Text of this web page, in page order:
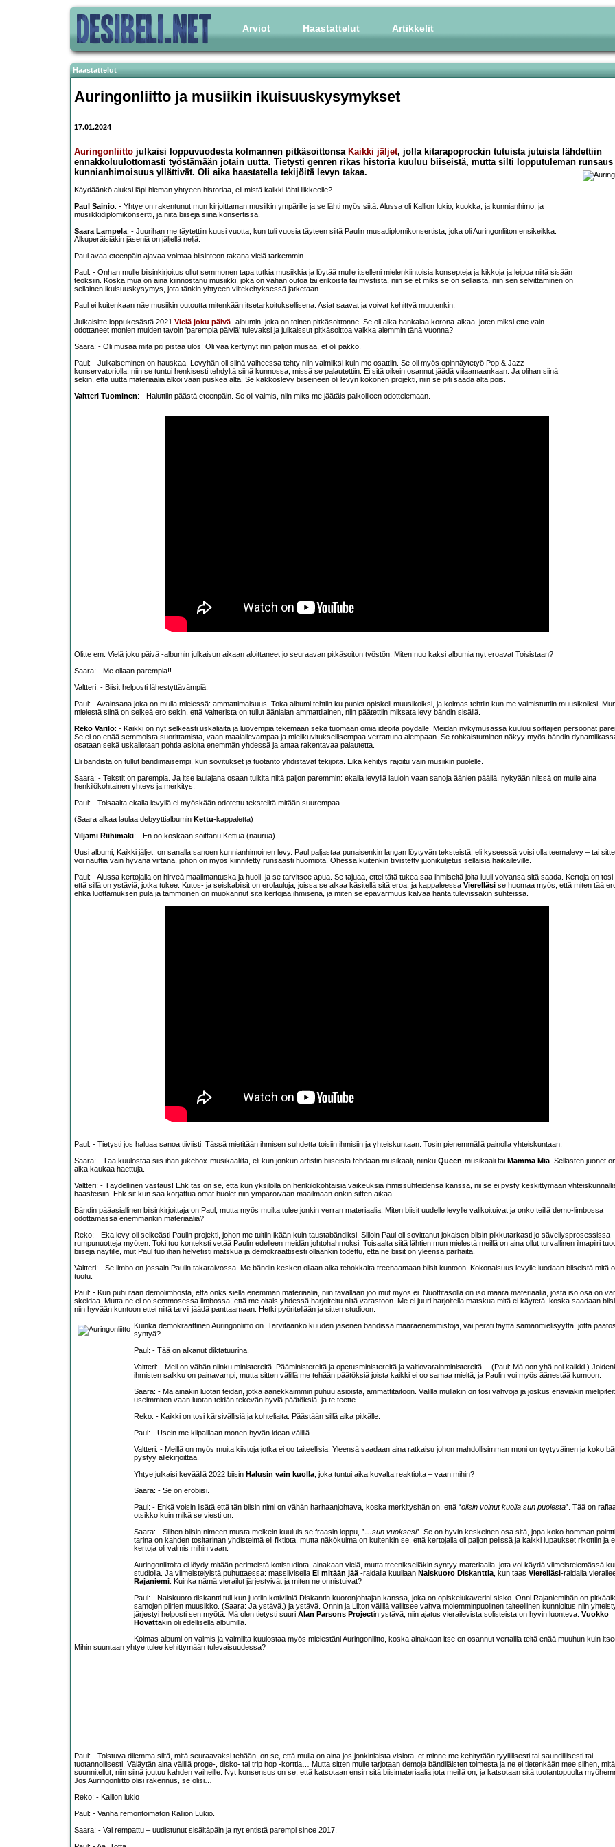
Arviot Haastattelut Artikkelit
Haastattelut
Auringonliitto ja musiikin ikuisuuskysymykset
17.01.2024
Auringonliitto julkaisi loppuvuodesta kolmannen pitkäsoittonsa Kaikki jäljet, jolla kitarapoprockin tutuista jutuista lähdettiin
ennakkoluulottomasti työstämään jotain uutta. Tietysti genren rikas historia kuuluu biiseistä, mutta silti lopputuleman runsaus
kunnianhimoisuus yllättivät. Oli aika haastatella tekijöitä levyn takaa.
Käydäänkö aluksi läpi hieman yhtyeen historiaa, eli mistä kaikki lähti liikkeelle?
Paul Sainio: - Yhtye on rakentunut mun kirjoittaman musiikin ympärille ja se lähti myös siitä: Alussa oli Kallion lukio, kuokka, ja kunnianhimo, ja
musiikkidiplomikonsertti, ja niitä biisejä siinä konsertissa.
Saara Lampela: - Juurihan me täytettiin kuusi vuotta, kun tuli vuosia täyteen siitä Paulin musadiplomikonsertista, joka oli Auringonliiton ensikeikka.
Alkuperäisiäkin jäseniä on jäljellä neljä.
Paul avaa eteenpäin ajavaa voimaa biisinteon takana vielä tarkemmin.
Paul: - Onhan mulle biisinkirjoitus ollut semmonen tapa tutkia musiikkia ja löytää mulle itselleni mielenkiintoisia konsepteja ja kikkoja ja leipoa niitä sisään
teoksiin. Koska mua on aina kiinnostanu musiikki, joka on vähän outoa tai erikoista tai mystistä, niin se et miks se on sellaista, niin sen selvittäminen on
sellainen ikuisuuskysymys, jota tänkin yhtyeen viitekehyksessä jatketaan.
Paul ei kuitenkaan näe musiikin outoutta mitenkään itsetarkoituksellisena. Asiat saavat ja voivat kehittyä muutenkin.
Julkaisitte loppukesästä 2021 Vielä joku päivä-albumin, joka on toinen pitkäsoittonne. Se oli aika hankalaa korona-aikaa, joten miksi ette vain
odottaneet monien muiden tavoin 'parempia päiviä' tulevaksi ja julkaissut pitkäsoittoa vaikka aiemmin tänä vuonna?
Saara: - Oli musaa mitä piti pistää ulos! Oli vaa kertynyt niin paljon musaa, et oli pakko.
Paul: - Julkaiseminen on hauskaa. Levyhän oli siinä vaiheessa tehty niin valmiiksi kuin me osattiin. Se oli myös opinnäytetyö Pop & Jazz -
konservatoriolla, niin se tuntui henkisesti tehdyltä siinä kunnossa, missä se palautettiin. Ei sitä oikein osannut jäädä viilaamaankaan. Ja olihan siinä
sekin, että uutta materiaalia alkoi vaan puskea alta. Se kakkoslevy biiseineen oli levyn kokonen projekti, niin se piti saada alta pois.
Valtteri Tuominen: - Haluttiin päästä eteenpäin. Se oli valmis, niin miks me jäätäis paikoilleen odottelemaan.
Olitte em. Vielä joku päivä -albumin julkaisun aikaan aloittaneet jo seuraavan pitkäsoiton työstön. Miten nuo kaksi albumia nyt eroavat Toisistaan?
Saara: - Me ollaan parempia!!
Valtteri: - Biisit helposti lähestyttävämpiä.
Paul: - Avainsana joka on mulla mielessä: ammattimaisuus. Toka albumi tehtiin ku puolet opiskeli muusikoiksi, ja kolmas tehtiin kun me valmistuttiin muusikoiksi.
mielestä siinä on selkeä ero sekin, että Valtterista on tullut äänialan ammattilainen, niin päätettiin miksata levy bändin sisällä.
Reko Varilo: - Kaikki on nyt selkeästi uskaliaita ja luovempia tekemään sekä tuomaan omia ideoita pöydälle. Meidän nykymusassa kuuluu soittajien persoonat
Se ei oo enää semmoista suorittamista, vaan maalailevampaa ja mielikuvituksellisempaa verrattuna aiempaan. Se rohkaistuminen näkyy myös bändin
osataan sekä uskalletaan pohtia asioita enemmän yhdessä ja antaa rakentavaa palautetta.
Eli bändistä on tullut bändimäisempi, kun sovitukset ja tuotanto yhdistävät tekijöitä. Eikä kehitys rajoitu vain musiikin puolelle.
Saara: - Tekstit on parempia. Ja itse laulajana osaan tulkita niitä paljon paremmin: ekalla levyllä lauloin vaan sanoja äänien päällä, nykyään niissä on mulle aina
henkilökohtainen yhteys ja merkitys.
Paul: - Toisaalta ekalla levyllä ei myöskään odotettu teksteiltä mitään suurempaa.
(Saara alkaa laulaa debyyttialbumin Kettu-kappaletta)
Viljami Riihimäki: - En oo koskaan soittanu Kettua (naurua)
Uusi albumi, Kaikki jäljet, on sanalla sanoen kunnianhimoinen levy. Paul paljastaa punaisenkin langan löytyvän teksteistä, eli kyseessä voisi olla teemalevy – tai
voi nauttia vain hyvänä virtana, johon on myös kiinnitetty runsaasti huomiota. Ohessa kuitenkin tiivistetty juonikuljetus sellaisia haikaileville.
Paul: - Alussa kertojalla on hirveä maailmantuska ja huoli, ja se tarvitsee apua. Se tajuaa, ettei tätä tukea saa ihmiseltä jolta luuli voivansa sitä saada. Kertoja on tosi
että sillä on ystäviä, jotka tukee. Kutos- ja seiskabiisit on erolauluja, joissa se alkaa käsitellä sitä eroa, ja kappaleessa Vierelläsi se huomaa myös, että miten tää
ehkä luottamuksen pula ja tämmöinen on muokannut sitä kertojaa ihmisenä, ja miten se epävarmuus kalvaa häntä tulevissakin suhteissa.
Paul: - Tietysti jos haluaa sanoa tiiviisti: Tässä mietitään ihmisen suhdetta toisiin ihmisiin ja yhteiskuntaan. Tosin pienemmällä painolla yhteiskuntaan.
Saara: - Tää kuulostaa siis ihan jukebox-musikaalilta, eli kun jonkun artistin biiseistä tehdään musikaali, niinku Queen-musikaali tai Mamma Mia. Sellasten juonet
aika kaukaa haettuja.
Valtteri: - Täydellinen vastaus! Ehk täs on se, että kun yksilöllä on henkilökohtaisia vaikeuksia ihmissuhteidensa kanssa, nii se ei pysty keskittymään
haasteisiin. Ehk sit kun saa korjattua omat huolet niin ympäröivään maailmaan onkin sitten aikaa.
Bändin pääasiallinen biisinkirjoittaja on Paul, mutta myös muilta tulee jonkin verran materiaalia. Miten biisit uudelle levylle valikoituivat ja onko teillä demo-limbossa
odottamassa enemmänkin materiaalia?
Reko: - Eka levy oli selkeästi Paulin projekti, johon me tultiin ikään kuin taustabändiksi. Silloin Paul oli sovittanut jokaisen biisin pikkutarkasti jo sävellysprosessissa
rumpunuotteja myöten. Toki tuo konteksti vetää Paulin edelleen meidän johtohahmoksi. Toisaalta siitä lähtien mun mielestä meillä on aina ollut turvallinen ilmapiiri
biisejä näytille, mut Paul tuo ihan helvetisti matskua ja demokraattisesti ollaankin todettu, että ne biisit on yleensä parhaita.
Valtteri: - Se limbo on jossain Paulin takaraivossa. Me bändin kesken ollaan aika tehokkaita treenaamaan biisit kuntoon. Kokonaisuus levylle luodaan biiseistä mitä
tuotu.
Paul: - Kun puhutaan demolimbosta, että onks siellä enemmän materiaalia, niin tavallaan joo mut myös ei. Nuottitasolla on iso määrä materiaalia, josta iso osa on
skeidaa. Mutta ne ei oo semmosessa limbossa, että me oltais yhdessä harjoiteltu niitä varastoon. Me ei juuri harjoitella matskua mitä ei käytetä, koska saadaan
niin hyvään kuntoon ettei niitä tarvii jäädä panttaamaan. Hetki pyöritellään ja sitten studioon.
Kuinka demokraattinen Auringonliitto on. Tarvitaanko kuuden jäsenen bändissä määräenemmistöjä, vai peräti täyttä samanmielisyyttä, jotta
syntyä?
Paul: - Tää on alkanut diktatuurina.
Valtteri: - Meil on vähän niinku ministereitä. Pääministereitä ja opetusministereitä ja valtiovarainministereitä… (Paul: Mä oon yhä noi kaikki.)
ihmisten salkku on painavampi, mutta sitten välillä me tehään päätöksiä joista kaikki ei oo samaa mieltä, ja Paulin voi myös äänestää kumoon.
Saara: - Mä ainakin luotan teidän, jotka äänekkäimmin puhuu asioista, ammattitaitoon. Välillä mullakin on tosi vahvoja ja joskus eriäviäkin
useimmiten vaan luotan teidän tekevän hyviä päätöksiä, ja te teette.
Reko: - Kaikki on tosi kärsivällisiä ja kohteliaita. Päästään sillä aika pitkälle.
Paul: - Usein me kilpaillaan monen hyvän idean välillä.
Valtteri: - Meillä on myös muita kiistoja jotka ei oo taiteellisia. Yleensä saadaan aina ratkaisu johon mahdollisimman moni on tyytyväinen ja koko
pystyy allekirjoittaa.
Yhtye julkaisi keväällä 2022 biisin Halusin vain kuolla, joka tuntui aika kovalta reaktiolta – vaan mihin?
Saara: - Se on erobiisi.
Paul: - Ehkä voisin lisätä että tän biisin nimi on vähän harhaanjohtava, koska merkityshän on, että “olisin voinut kuolla sun puolesta”. Tää on
otsikko kuin mikä se viesti on.
Saara: - Siihen biisin nimeen musta melkein kuuluis se fraasin loppu, ”…sun vuoksesi”. Se on hyvin keskeinen osa sitä, jopa koko homman
tarina on kahden tositarinan yhdistelmä eli fiktiota, mutta näkökulma on kuitenkin se, että kertojalla oli paljon pelissä ja kaikki lupaukset rikottiin ja
kertoja oli valmis mihin vaan.
Auringonliitolta ei löydy mitään perinteistä kotistudiota, ainakaan vielä, mutta treenikselläkin syntyy materiaalia, jota voi käydä viimeistelemässä
studiolla. Ja viimeistelyistä puhuttaessa: massiivisella Ei mitään jää-raidalla kuullaan Naiskuoro Diskanttia, kun taas Vierelläsi-raidalla
Rajaniemi. Kuinka nämä vierailut järjestyivät ja miten ne onnistuivat?
Paul: - Naiskuoro diskantti tuli kun juotiin kotiviiniä Diskantin kuoronjohtajan kanssa, joka on opiskelukaverini sisko. Onni Rajaniemihän on
samojen piirien muusikko. (Saara: Ja ystävä.) ja ystävä. Onnin ja Liiton välillä vallitsee vahva molemminpuolinen taiteellinen kunnioitus niin
järjestyi helposti sen myötä. Mä olen tietysti suuri Alan Parsons Projectin ystävä, niin ajatus vierailevista solisteista on hyvin luonteva. Vuokko
Hovattakin oli edellisellä albumilla.
Kolmas albumi on valmis ja valmiilta kuulostaa myös mielestäni Auringonliitto, koska ainakaan itse en osannut vertailla teitä enää muuhun kuin
Mihin suuntaan yhtye tulee kehittymään tulevaisuudessa?
Paul: - Toistuva dilemma siitä, mitä seuraavaksi tehään, on se, että mulla on aina jos jonkinlaista visiota, et minne me kehitytään tyylillisesti tai saundillisesti tai
tuotannollisesti. Väläytän aina välillä proge-, disko- tai trip hop -korttia… Mutta sitten mulle tarjotaan demoja bändiläisten toimesta ja ne ei tietenkään mee siihen,
suunnitellut, niin siinä joutuu kahden vaiheille. Nyt konsensus on se, että katsotaan ensin sitä biisimateriaalia jota meillä on, ja katsotaan sitä tuotantopuolta
Jos Auringonliitto olisi rakennus, se olisi…
Reko: - Kallion lukio
Paul: - Vanha remontoimaton Kallion Lukio.
Saara: - Vai rempattu – uudistunut sisältäpäin ja nyt entistä parempi since 2017.